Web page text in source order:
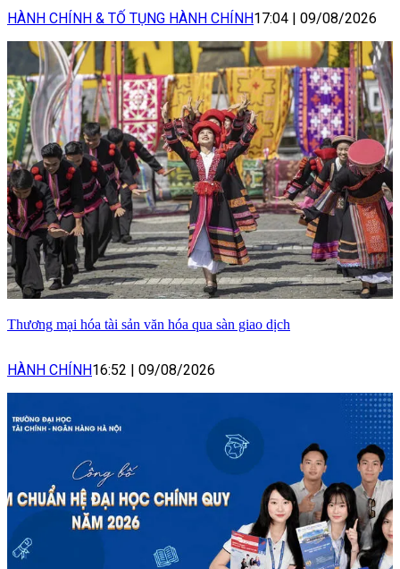
HÀNH CHÍNH & TỐ TỤNG HÀNH CHÍNH17:04 | 09/08/2026
Thương mại hóa tài sản văn hóa qua sàn giao dịch
HÀNH CHÍNH16:52 | 09/08/2026